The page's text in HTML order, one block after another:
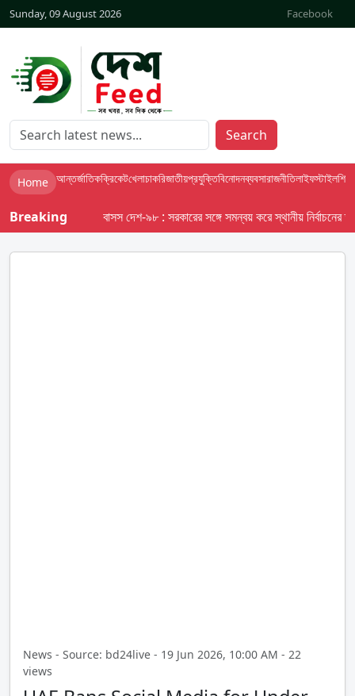
Sunday, 09 August 2026 Facebook
Search
Home আন্তর্জাতিকক্রিকেটখেলাচাকরিজাতীয়প্রযুক্তিবিনোদনব্যবসারাজনীতিলাইফস্টাইলশিক্ষা
Breaking বাসস দেশ-৯৮ : সরকারের সঙ্গে সমন্বয় করে স্থানীয় নির্বাচনের
News - Source: bd24live - 19 Jun 2026, 10:00 AM - 22
views